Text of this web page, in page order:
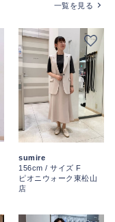
一覧を見る
sumire
156cm / サイズ F
ピオニウォーク東松山
店